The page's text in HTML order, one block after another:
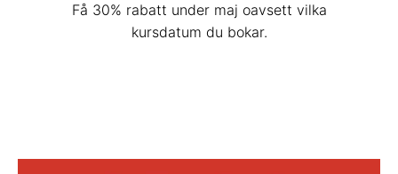
Få 30% rabatt under maj oavsett vilka
kursdatum du bokar.